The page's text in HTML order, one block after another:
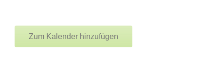
Zum Kalender hinzufügen